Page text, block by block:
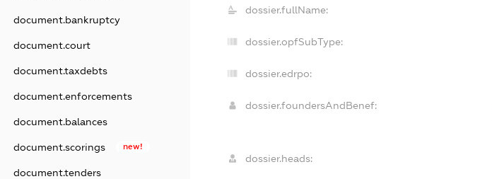
document.bankruptcy
document.court
document.taxdebts
document.enforcements
document.balances
document.scorings new!
document.tenders
dossier.fullName:
dossier.opfSubType:
dossier.edrpo:
dossier.foundersAndBenef:
dossier.heads: